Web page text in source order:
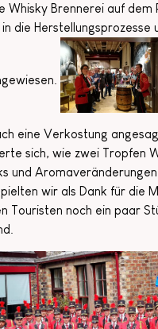
Whisky Brennerei auf dem
die Herstellungsprozesse
eine Verkostung
sich, wie zwei Tropfen
und
wir als Dank für die
Touristen noch ein paar